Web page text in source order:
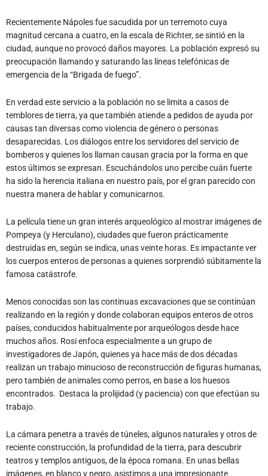
Recientemente Nápoles fue sacudida por un terremoto cuya
magnitud cercana a cuatro, en la escala de Richter, se sintió en la
ciudad, aunque no provocó daños mayores. La población expresó su
preocupación llamando y saturando las líneas telefónicas de
emergencia de la “Brigada de fuego”.
En verdad este servicio a la población no se limita a casos de
temblores de tierra, ya que también atiende a pedidos de ayuda por
causas tan diversas como violencia de género o personas
desaparecidas. Los diálogos entre los servidores del servicio de
bomberos y quienes los llaman causan gracia por la forma en que
estos últimos se expresan. Escuchándolos uno percibe cuán fuerte
ha sido la herencia italiana en nuestro país, por el gran parecido con
nuestra manera de hablar y comunicarnos.
La película tiene un gran interés arqueológico al mostrar imágenes de
Pompeya (y Herculano), ciudades que fueron prácticamente
destruidas en, según se indica, unas veinte horas. Es impactante ver
los cuerpos enteros de personas a quienes sorprendió súbitamente la
famosa catástrofe.
Menos conocidas son las continuas excavaciones que se continúan
realizando en la región y donde colaboran equipos enteros de otros
países, conducidos habitualmente por arqueólogos desde hace
muchos años. Rosi enfoca especialmente a un grupo de
investigadores de Japón, quienes ya hace más de dos décadas
realizan un trabajo minucioso de reconstrucción de figuras humanas,
pero también de animales como perros, en base a los huesos
encontrados. Destaca la prolijidad (y paciencia) con que efectúan su
trabajo.
La cámara penetra a través de túneles, algunos naturales y otros de
reciente construcción, la profundidad de la tierra, para descubrir
teatros y templos antiguos, de la época romana. En unas bellas
imágenes, en blanco y negro, asistimos a una impresionante